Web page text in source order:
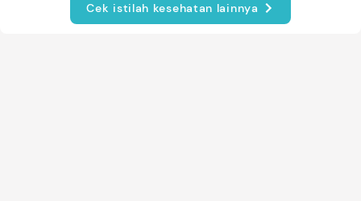
Cek istilah kesehatan lainnya